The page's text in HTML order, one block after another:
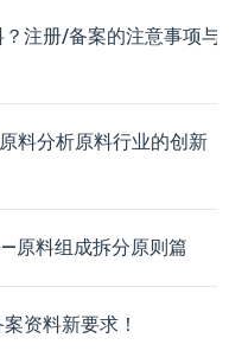
注册/备案的注意事项与
料分析原料行业的创新
原料组成拆分原则篇
资料新要求！